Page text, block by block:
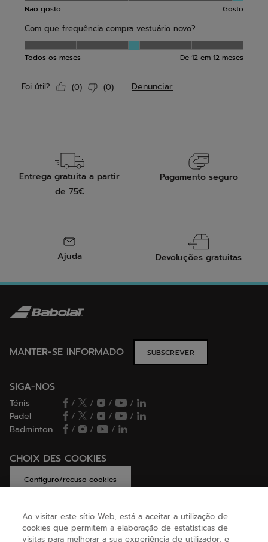
Entrega gratuita a partir
de 75€
Pagamento seguro
Ajuda Devoluções gratuitas
MANTER-SE INFORMADO SUBSCREVER
SIGA-NOS
Ténis / / /
/
Padel
/ / /
/
Badminton
/ / /
CHOIX DES COOKIES
Configuro/recuso cookies
AJUDA
Ao visitar este sítio Web, está a aceitar a utilização de
cookies que permitem a elaboração de estatísticas de
visitas para melhorar a sua experiência de utilizador, e